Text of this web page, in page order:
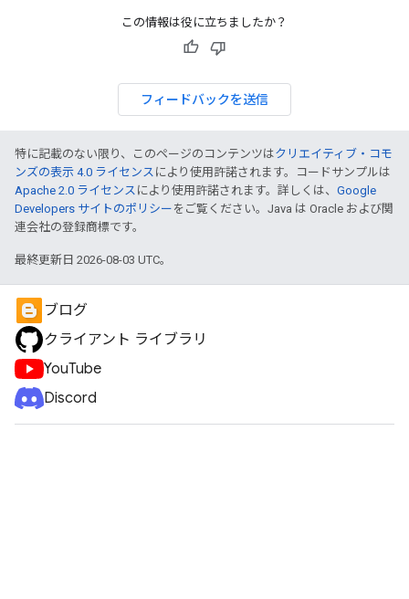
この情報は役に立ちましたか？
フィードバックを送信
特に記載のない限り、このページのコンテンツはクリエイティブ・コモ
ンズの表示 4.0 ライセンス により使用許諾されます。コードサンプルは
Apache 2.0 ライセンス により使用許諾されます。詳しくは、 Google
Developers サイトのポリシー をご覧ください。Java は Oracle および関
連会社の登録商標です。
最終更新日 2026-08-03 UTC。
ブログ
クライアント ライブラリ
YouTube
Discord